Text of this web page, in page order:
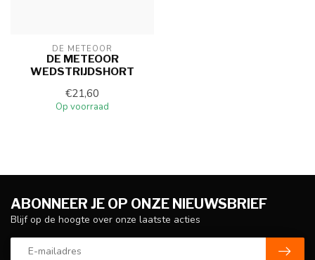
DE METEOOR
DE METEOOR
WEDSTRIJDSHORT
€21,60
Op voorraad
ABONNEER JE OP ONZE NIEUWSBRIEF
Blijf op de hoogte over onze laatste acties